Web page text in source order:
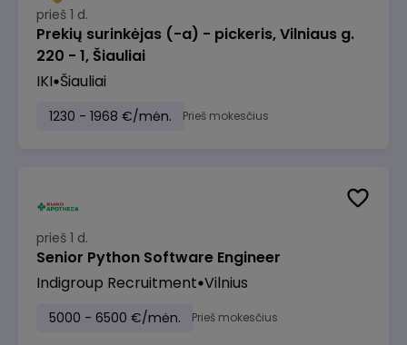
prieš 1 d.
Prekių surinkėjas (-a) - pickeris, Vilniaus g.
220 - 1, Šiauliai
IKI Šiauliai
1230 - 1968 €/mėn. Prieš mokesčius
prieš 1 d.
Senior Python Software Engineer
Indigroup Recruitment Vilnius
5000 - 6500 €/mėn. Prieš mokesčius